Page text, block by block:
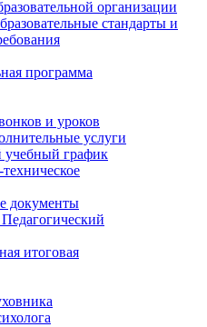
организации
стандарты и
программа
и уроков
услуги
учебный график
документы
итоговая